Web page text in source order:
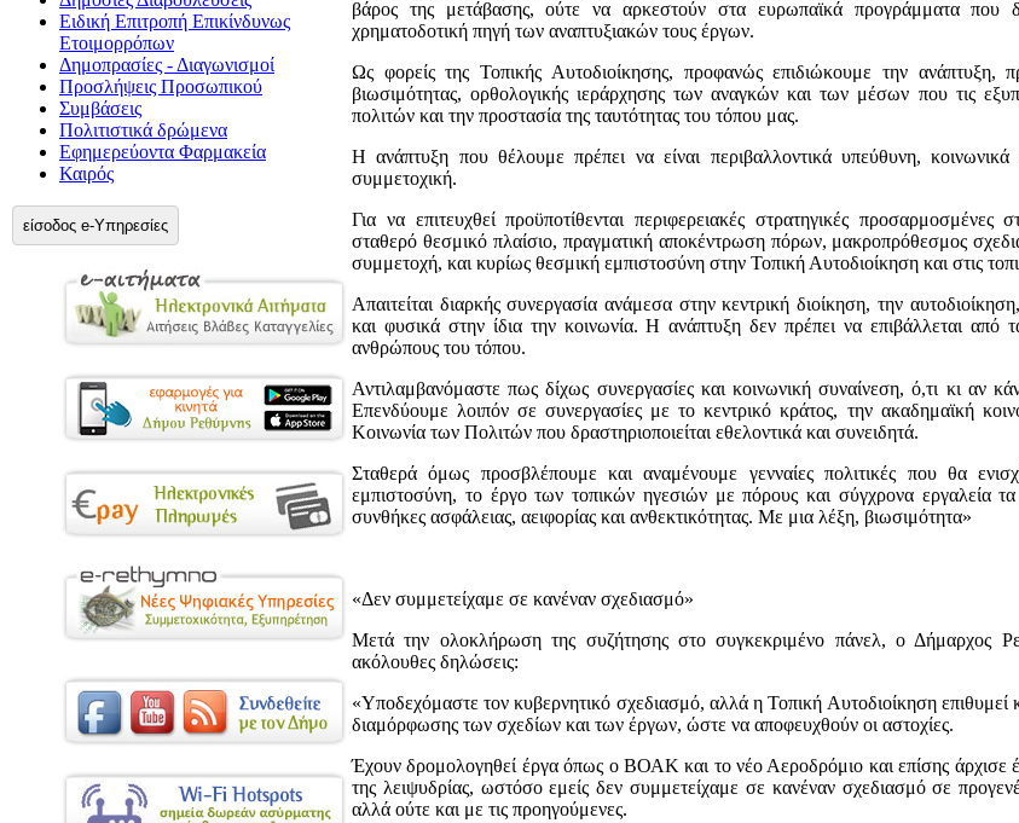
Ειδική Επιτροπή Επικίνδυνως
Ετοιμορρόπων
Δημοπρασίες - Διαγωνισμοί
Προσλήψεις Προσωπικού
Συμβάσεις
Πολιτιστικά δρώμενα
Εφημερεύοντα Φαρμακεία
Καιρός
είσοδος e-Υπηρεσίες
βάρος της μετάβασης, ούτε να αρκεστούν στα ευρωπαϊκά προγράμματα που
χρηματοδοτική πηγή των αναπτυξιακών τους έργων.
Ως φορείς της Τοπικής Αυτοδιοίκησης, προφανώς επιδιώκουμε την
βιωσιμότητας, ορθολογικής ιεράρχησης των αναγκών και των μέσων που τις
πολιτών και την προστασία της ταυτότητας του τόπου μας.
Η ανάπτυξη που θέλουμε πρέπει να είναι περιβαλλοντικά υπεύθυνη, κοινωνικά
συμμετοχική.
Για να επιτευχθεί προϋποτίθενται περιφερειακές στρατηγικές προσαρμοσμένες
σταθερό θεσμικό πλαίσιο, πραγματική αποκέντρωση πόρων, μακροπρόθεσμος
συμμετοχή, και κυρίως θεσμική εμπιστοσύνη στην Τοπική Αυτοδιοίκηση και στις
Απαιτείται διαρκής συνεργασία ανάμεσα στην κεντρική διοίκηση, την
και φυσικά στην ίδια την κοινωνία. Η ανάπτυξη δεν πρέπει να επιβάλλεται από
ανθρώπους του τόπου.
Αντιλαμβανόμαστε πως δίχως συνεργασίες και κοινωνική συναίνεση, ό,τι κι αν
Επενδύουμε λοιπόν σε συνεργασίες με το κεντρικό κράτος, την ακαδημαϊκή
Κοινωνία των Πολιτών που δραστηριοποιείται εθελοντικά και συνειδητά.
Σταθερά όμως προσβλέπουμε και αναμένουμε γενναίες πολιτικές που θα
εμπιστοσύνη, το έργο των τοπικών ηγεσιών με πόρους και σύγχρονα εργαλεία
συνθήκες ασφάλειας, αειφορίας και ανθεκτικότητας. Με μια λέξη, βιωσιμότητα»
«Δεν συμμετείχαμε σε κανέναν σχεδιασμό»
Μετά την ολοκλήρωση της συζήτησης στο συγκεκριμένο πάνελ, ο Δήμαρχος
ακόλουθες δηλώσεις:
«Υποδεχόμαστε τον κυβερνητικό σχεδιασμό, αλλά η Τοπική Αυτοδιοίκηση επιθυμεί
διαμόρφωσης των σχεδίων και των έργων, ώστε να αποφευχθούν οι αστοχίες.
Έχουν δρομολογηθεί έργα όπως ο ΒΟΑΚ και το νέο Αεροδρόμιο και επίσης άρχισε
της λειψυδρίας, ωστόσο εμείς δεν συμμετείχαμε σε κανέναν σχεδιασμό σε
αλλά ούτε και με τις προηγούμενες.